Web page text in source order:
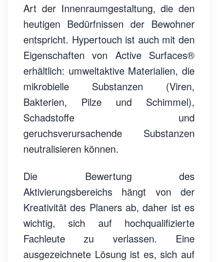
Art der Innenraumgestaltung, die den
heutigen Bedürfnissen der Bewohner
entspricht. Hypertouch ist auch mit den
Eigenschaften von Active Surfaces®
erhältlich: umweltaktive Materialien, die
mikrobielle Substanzen (Viren,
Bakterien, Pilze und Schimmel),
Schadstoffe und
geruchsverursachende Substanzen
neutralisieren können.
Die Bewertung des
Aktivierungsbereichs hängt von der
Kreativität des Planers ab, daher ist es
wichtig, sich auf hochqualifizierte
Fachleute zu verlassen. Eine
ausgezeichnete Lösung ist es, sich auf